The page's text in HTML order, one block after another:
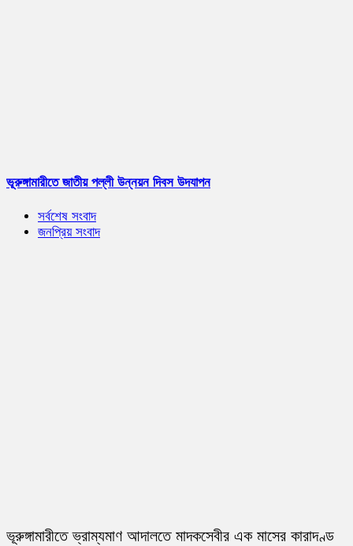
ভূরুঙ্গামারীতে জাতীয় পল্লী উন্নয়ন দিবস উদযাপন
সর্বশেষ সংবাদ
জনপ্রিয় সংবাদ
ভূরুঙ্গামারীতে ভ্রাম্যমাণ আদালতে মাদকসেবীর এক মাসের কারাদণ্ড